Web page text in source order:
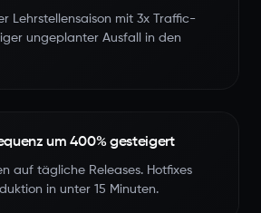
Lehrstellensaison mit 3x Traffic-
ungeplanter Ausfall in den
um 400% gesteigert
auf tägliche Releases. Hotfixes
in unter 15 Minuten.